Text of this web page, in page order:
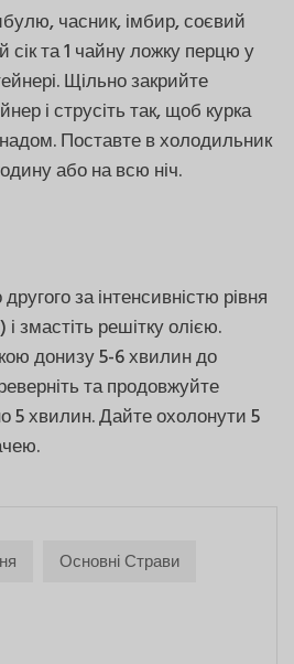
часник, імбир, соєвий
сік та 1 чайну ложку перцю у
Щільно закрийте
і струсіть так, щоб курка
Поставте в холодильник
або на всю ніч.
за інтенсивністю рівня
змастіть решітку олією.
донизу 5-6 хвилин до
та продовжуйте
5 хвилин. Дайте охолонути 5
Основні Страви